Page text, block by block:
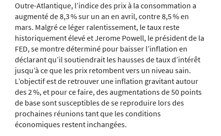
Outre-Atlantique, l’indice des prix à la consommation a
augmenté de 8,3 % sur un an en avril, contre 8,5 % en
mars. Malgré ce léger ralentissement, le taux reste
historiquement élevé et Jerome Powell, le président de la
FED, se montre déterminé pour baisser l’inflation en
déclarant qu’il soutiendrait les hausses de taux d’intérêt
jusqu’à ce que les prix retombent vers un niveau sain.
L’objectif est de retrouver une inflation gravitant autour
des 2 %, et pour ce faire, des augmentations de 50 points
de base sont susceptibles de se reproduire lors des
prochaines réunions tant que les conditions
économiques restent inchangées.